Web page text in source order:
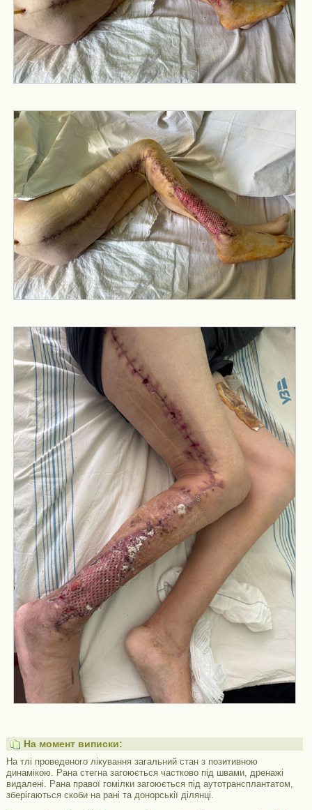
На момент виписки:
На тлі проведеного лікування загальний стан з позитивною
динамікою. Рана стегна загоюється частково під швами, дренажі
видалені. Рана правої гомілки загоюється під аутотрансплантатом,
зберігаються скоби на рані та донорськії ділянці.